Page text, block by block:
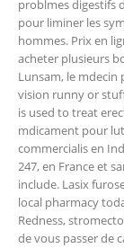
problmes digestifs
pour liminer les
hommes. Prix en
acheter plusieurs
Lunsam, le
vision runny or
is used to treat
mdicament pour
commercialis en
247, en France et
include. Lasix
local pharmacy
Redness,
de vous passer de